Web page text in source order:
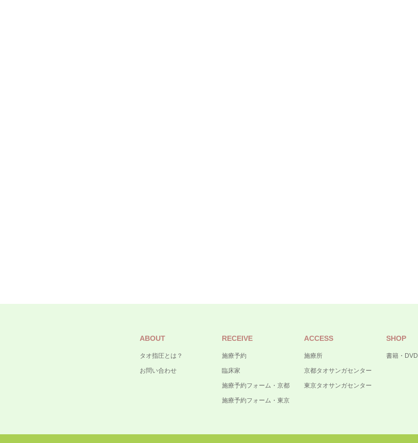
ABOUT
タオ指圧とは？
お問い合わせ
RECEIVE
施療予約
臨床家
施療予約フォーム・京都
施療予約フォーム・東京
ACCESS
施療所
京都タオサンガセンター
東京タオサンガセンター
SHOP
書籍・DVD